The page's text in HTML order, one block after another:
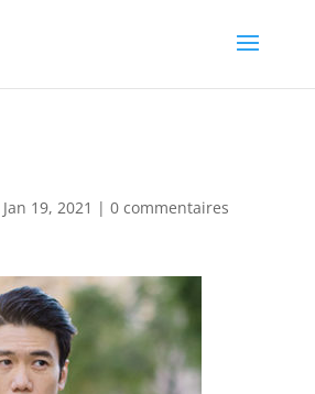
Jan 19, 2021 | 0 commentaires